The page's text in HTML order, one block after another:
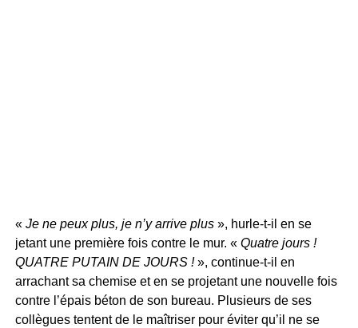
« Je ne peux plus, je n’y arrive plus», hurle-t-il en se
jetant une première fois contre le mur. « Quatre jours !
QUATRE PUTAIN DE JOURS !», continue-t-il en
arrachant sa chemise et en se projetant une nouvelle fois
contre l’épais béton de son bureau. Plusieurs de ses
collègues tentent de le maîtriser pour éviter qu’il ne se